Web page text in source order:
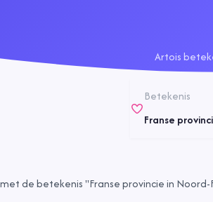
Artois
Betekenis
Franse
de betekenis "Franse provincie in